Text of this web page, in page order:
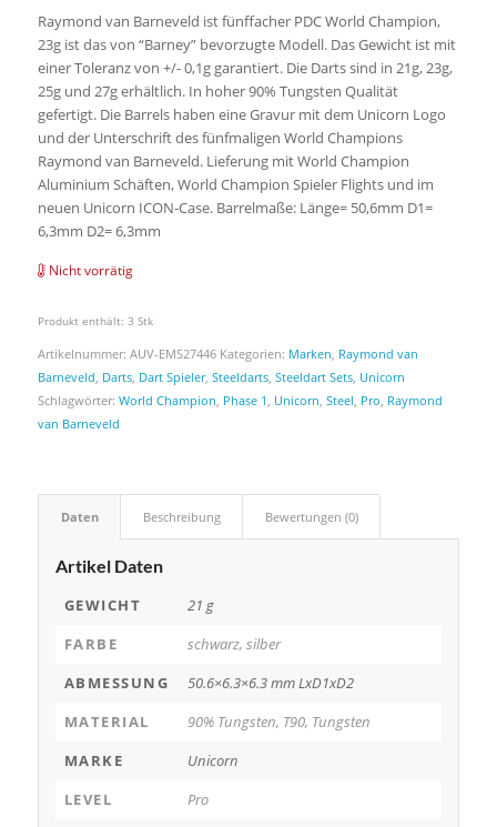
Raymond van Barneveld ist fünffacher PDC World Champion,
23g ist das von “Barney” bevorzugte Modell. Das Gewicht ist mit
einer Toleranz von +/- 0,1g garantiert. Die Darts sind in 21g, 23g,
25g und 27g erhältlich. In hoher 90% Tungsten Qualität
gefertigt. Die Barrels haben eine Gravur mit dem Unicorn Logo
und der Unterschrift des fünfmaligen World Champions
Raymond van Barneveld. Lieferung mit World Champion
Aluminium Schäften, World Champion Spieler Flights und im
neuen Unicorn ICON-Case. Barrelmaße: Länge= 50,6mm D1=
6,3mm D2= 6,3mm
Nicht vorrätig
Produkt enthält: 3 Stk
Artikelnummer: AUV-EMS27446 Kategorien: Marken Raymond van
Barneveld Darts, Dart Spieler, Steeldarts, Steeldart Sets, Unicorn
Schlagwörter: World Champion Phase 1 Unicorn Steel Pro Raymond
van Barneveld
Daten Beschreibung Bewertungen (0)
Artikel Daten
GEWICHT
21 g
FARBE
schwarz, silber
ABMESSUNG
50.6×6.3×6.3 mm LxD1xD2
MATERIAL
90% Tungsten, T90, Tungsten
MARKE
Unicorn
LEVEL
Pro